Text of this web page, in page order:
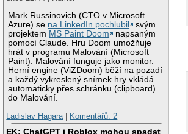
Mark Russinovich (CTO v Microsoft
Azure) se na LinkedIn pochlubil
svým
projektem MS Paint Doom
napsaným
pomocí Claude. Hru Doom umožňuje
hrát v programu Malování (Microsoft
Paint). Malování funguje jako monitor.
Herní engine (ViZDoom) běží na pozadí
a každý vykreslený snímek hry vkládá
automaticky přes schránku (clipboard)
do Malování.
Ladislav Hagara
Komentářů: 2
EK: ChatGPT i Roblox mohou spadat